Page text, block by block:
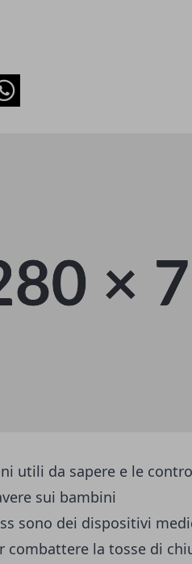
utili da sapere e le
sui bambini
sono dei dispositivi
combattere la tosse di